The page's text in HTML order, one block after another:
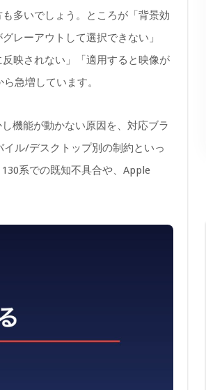
多いでしょう。ところが「背景効
レーアウトして選択できない」
映されない」「適用すると映像が
急増しています。
機能が動かない原因を、対応ブラ
イル/デスクトップ別の制約といっ
系での既知不具合や、Apple